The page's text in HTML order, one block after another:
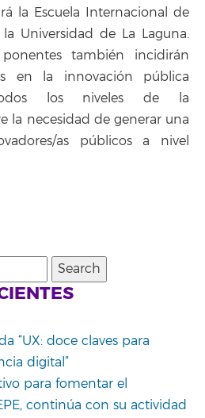
la Escuela Internacional de
Universidad de La Laguna.
también incidirán
en la innovación pública
los niveles de la
la necesidad de generar una
as públicos a nivel
“UX: doce claves para
digital”
para fomentar el
continúa con su actividad